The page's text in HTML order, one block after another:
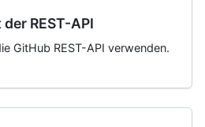
REST-API
GitHub REST-API verwenden.